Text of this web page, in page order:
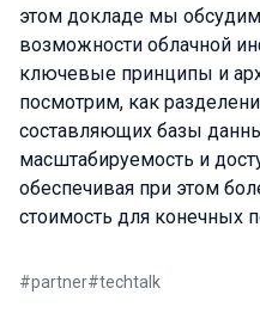
этом докладе мы
возможности облачной
ключевые принципы и
посмотрим, как
составляющих базы
масштабируемость и
обеспечивая при этом
стоимость для конечных
#partner#techtalk